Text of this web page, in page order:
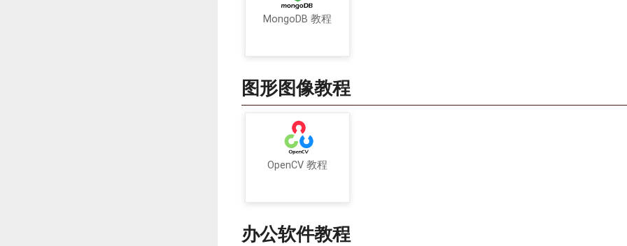
MongoDB 教程
图形图像教程
OpenCV 教程
办公软件教程